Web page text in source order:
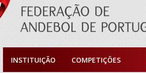
INSTITUIÇÃO COMPETIÇÕES